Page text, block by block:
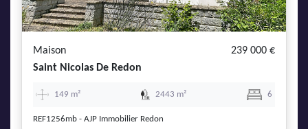
Maison
239 000 €
Saint Nicolas De Redon
149 m² 2443 m² 6
REF1256mb - AJP Immobilier Redon